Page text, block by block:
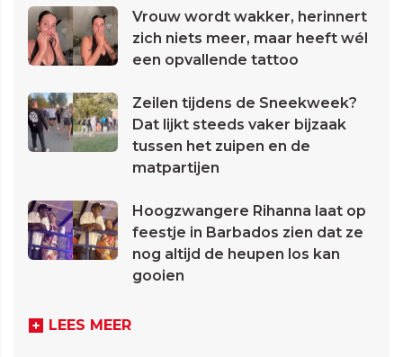
Vrouw wordt wakker, herinnert
zich niets meer, maar heeft wél
een opvallende tattoo
Zeilen tijdens de Sneekweek?
Dat lijkt steeds vaker bijzaak
tussen het zuipen en de
matpartijen
Hoogzwangere Rihanna laat op
feestje in Barbados zien dat ze
nog altijd de heupen los kan
gooien
LEES MEER